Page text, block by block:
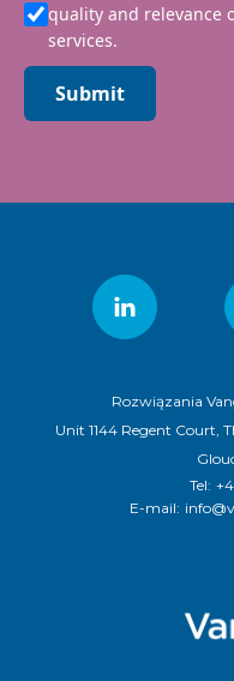
quality and relevance
services.
Submit
Rozwiązania
Unit 1144 Regent Court,
Tel:
E-mail: